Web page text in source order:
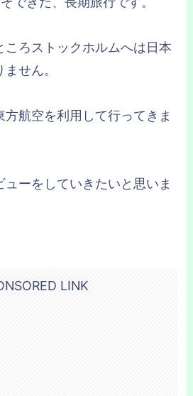
ころストックホルムへは日本
せん。
航空を利用して行ってきま
ーをしていきたいと思いま
LINK